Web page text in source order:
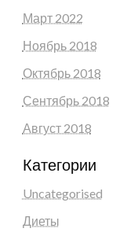
Март 2022
Ноябрь 2018
Октябрь 2018
Сентябрь 2018
Август 2018
Категории
Uncategorised
Диеты